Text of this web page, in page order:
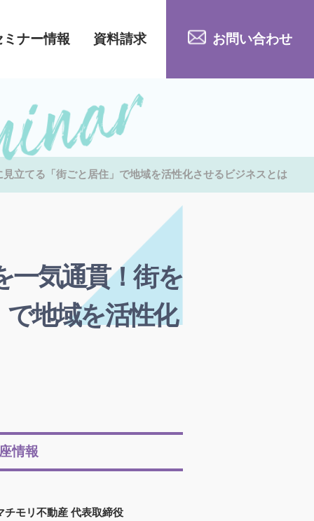
ミナー情報 資料請求 お問い合わせ
立てる「街ごと居住」で地域を活性化させるビジネスとは
一気通貫！街を
地域を活性化
情報
チモリ不動産 代表取締役